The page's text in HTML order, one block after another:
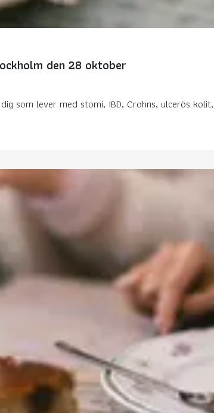
den 28 oktober
som lever med stomi, IBD, Crohns, ulcerös